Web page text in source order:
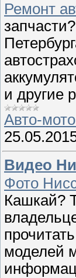
Ремонт
и другие
Авто-
Видео
Фото
Кашкай?
моделей